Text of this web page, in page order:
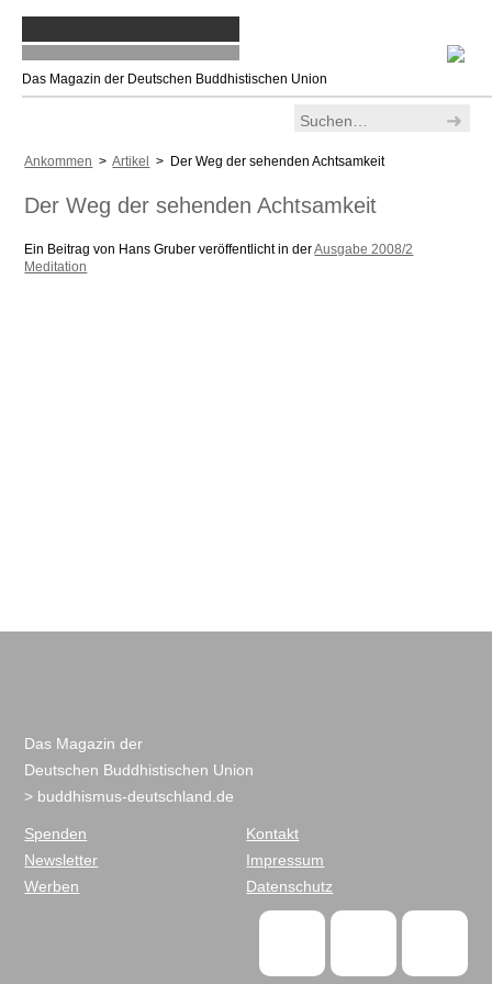
Das Magazin der Deutschen Buddhistischen Union
Ankommen >Artikel > Der Weg der sehenden Achtsamkeit
Der Weg der sehenden Achtsamkeit
Ein Beitrag von Hans Gruber veröffentlicht in derAusgabe 2008/2
Meditation
Das Magazin der
Deutschen Buddhistischen Union
> buddhismus-deutschland.de
Spenden
Newsletter
Werben
Kontakt
Impressum
Datenschutz